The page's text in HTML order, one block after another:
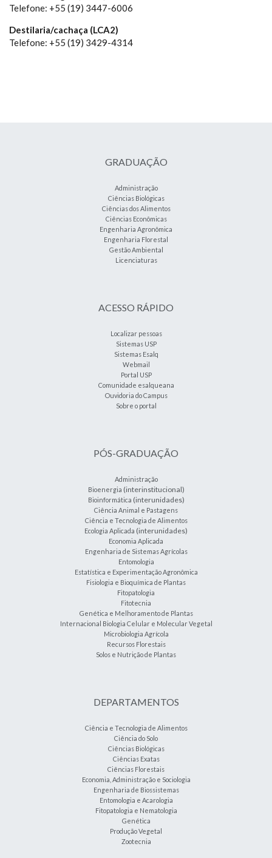
Telefone: +55 (19) 3447-6006
Destilaria/cachaça (LCA2)
Telefone: +55 (19) 3429-4314
GRADUAÇÃO
Administração
Ciências Biológicas
Ciências dos Alimentos
Ciências Econômicas
Engenharia Agronômica
Engenharia Florestal
Gestão Ambiental
Licenciaturas
ACESSO RÁPIDO
Localizar pessoas
Sistemas USP
Sistemas Esalq
Webmail
Portal USP
Comunidade esalqueana
Ouvidoria do Campus
Sobre o portal
PÓS-GRADUAÇÃO
Administração
Bioenergia (interinstitucional)
Bioinformática (interunidades)
Ciência Animal e Pastagens
Ciência e Tecnologia de Alimentos
Ecologia Aplicada (interunidades)
Economia Aplicada
Engenharia de Sistemas Agrícolas
Entomologia
Estatística e Experimentação Agronômica
Fisiologia e Bioquímica de Plantas
Fitopatologia
Fitotecnia
Genética e Melhoramento de Plantas
Internacional Biologia Celular e Molecular Vegetal
Microbiologia Agrícola
Recursos Florestais
Solos e Nutrição de Plantas
DEPARTAMENTOS
Ciência e Tecnologia de Alimentos
Ciência do Solo
Ciências Biológicas
Ciências Exatas
Ciências Florestais
Economia, Administração e Sociologia
Engenharia de Biossistemas
Entomologia e Acarologia
Fitopatologia e Nematologia
Genética
Produção Vegetal
Zootecnia